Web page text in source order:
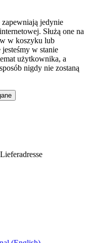
jedynie
Służą one na
w koszyku lub
w stanie
użytkownika, a
nigdy nie zostaną